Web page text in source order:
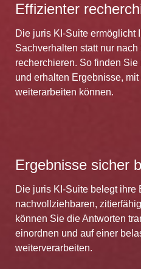
Effizienter
Die juris KI-Suite ermöglicht
Sachverhalten statt nur
recherchieren. So finden
und erhalten Ergebnisse,
weiterarbeiten können.
Ergebnisse sicher
Die juris KI-Suite belegt ihre
nachvollziehbaren,
können Sie die Antworten
einordnen und auf einer
weiterverarbeiten.